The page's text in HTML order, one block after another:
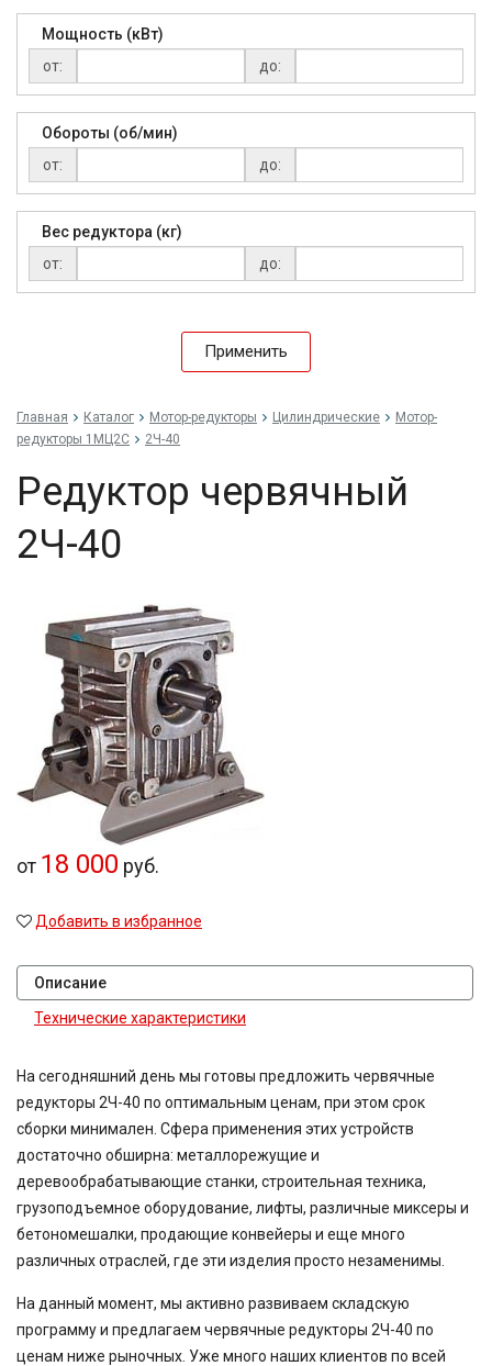
Мощность (кВт)
от:
до:
Обороты (об/мин)
от:
до:
Вес редуктора (кг)
от:
до:
Применить
Главная Каталог Мотор-редукторы Цилиндрические
Мотор-
редукторы 1МЦ2С
2Ч-40
Редуктор червячный
2Ч-40
от 18 000 руб.
Добавить в избранное
Описание
Технические характеристики
На сегодняшний день мы готовы предложить червячные
редукторы 2Ч-40 по оптимальным ценам, при этом срок
сборки минимален. Сфера применения этих устройств
достаточно обширна: металлорежущие и
деревообрабатывающие станки, строительная техника,
грузоподъемное оборудование, лифты, различные миксеры и
бетономешалки, продающие конвейеры и еще много
различных отраслей, где эти изделия просто незаменимы.
На данный момент, мы активно развиваем складскую
программу и предлагаем червячные редукторы 2Ч-40 по
ценам ниже рыночных. Уже много наших клиентов по всей